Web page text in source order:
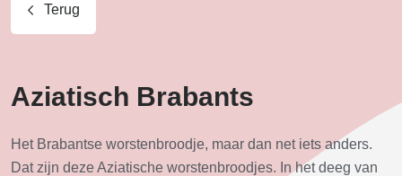
Terug
Aziatisch Brabants
Het Brabantse worstenbroodje, maar dan net iets anders.
Dat zijn deze Aziatische worstenbroodjes. In het deeg van